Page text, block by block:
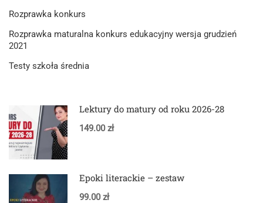
Rozprawka konkurs
Rozprawka maturalna konkurs edukacyjny wersja grudzień
2021
Testy szkoła średnia
Lektury do matury od roku 2026-28
149.00 zł
Epoki literackie – zestaw
99.00 zł